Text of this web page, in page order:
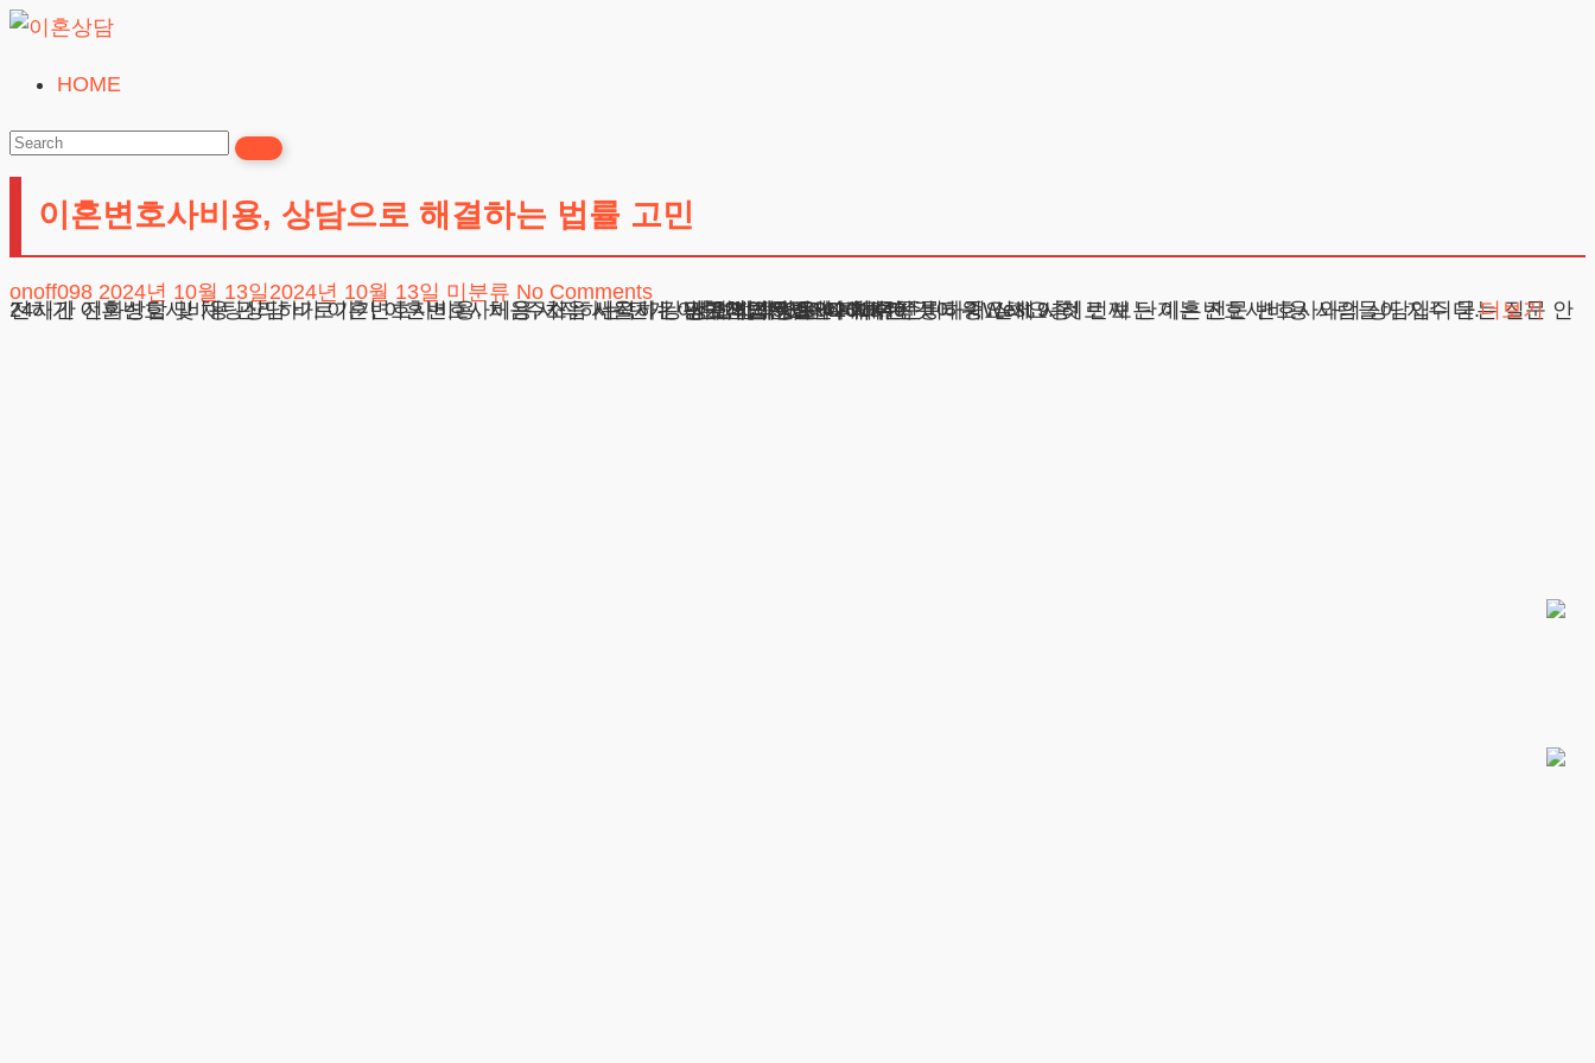
Skip
content
혼
상
24시간365일
HOME
이혼변호사비용, 상담으로 해결하는 법률 고민
onoff098 2024년 10월 13일 2024년 10월 13일 미분류 No Comments
24시간 전화상담 및 채팅상담 바로가기 이혼변호사비용, 처음 시작하는 단계 법적 요건과 서류 준비하기 실제 사례로 보는 이혼변호사비용 사람들이 자주 묻는 질문 안전하게 이혼변호사비용 관리하기 이혼변호사비용, 처음 시작하는 단계 이혼 전 과정을 이해하는 것이 중요해요. 첫 번째 단계는 전문 변호사와의 상담입니다.더보기
상호 : 법무법인 테헤란
사업자 : 589-86-01340
대표자 : 이수학
주소 : 서울시 강남구 테헤란로 420, KT선릉타워West 9층
광고책임변호사 : 이수학